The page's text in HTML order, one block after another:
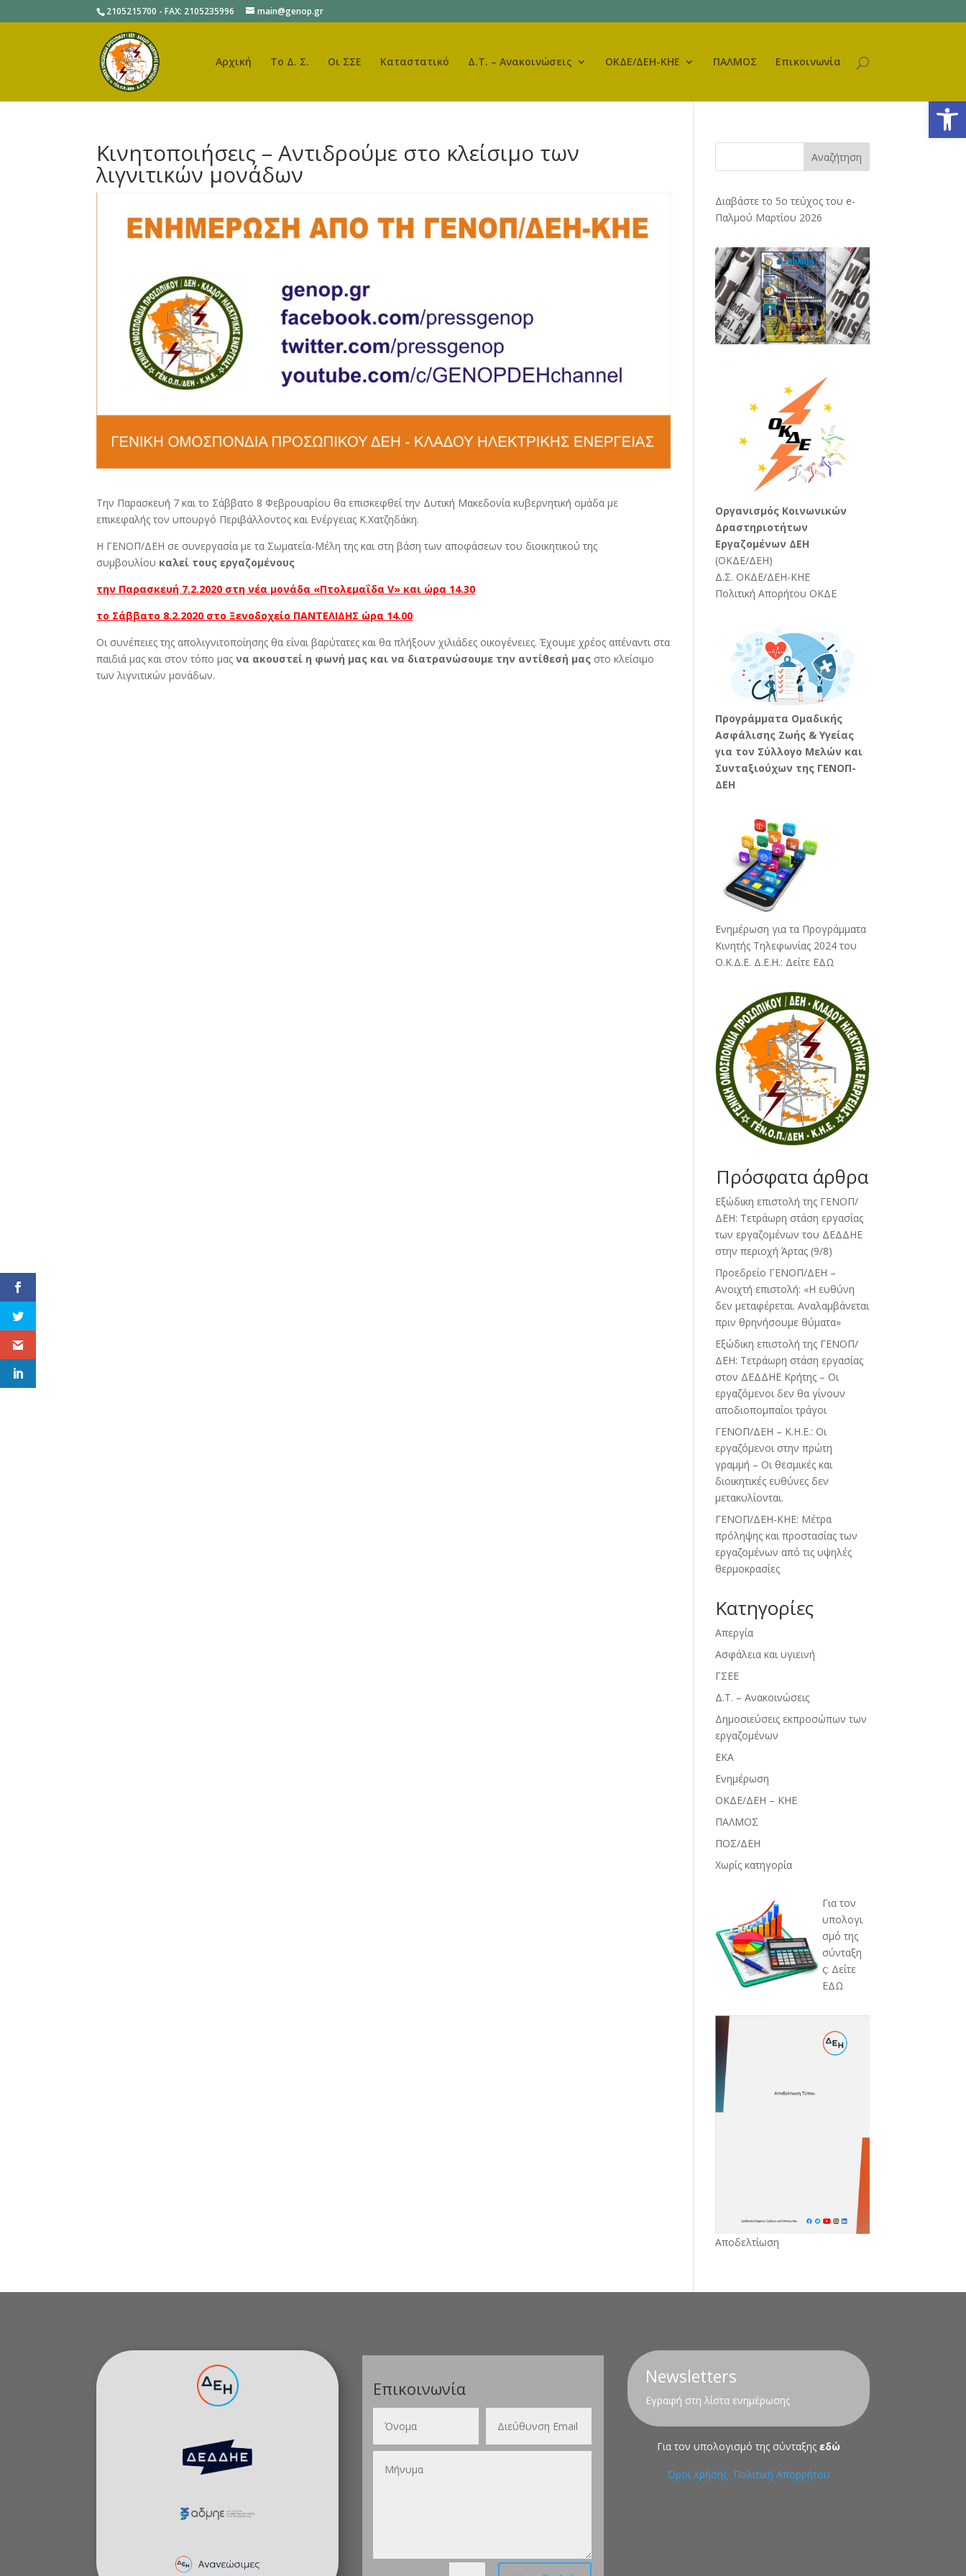
2105215700 - FAX: 2105235996 main@genop.gr
Αρχική Το Δ. Σ. Οι ΣΣΕ Καταστατικό Δ.Τ. – Ανακοινώσεις ΟΚΔΕ/ΔΕΗ-ΚΗΕ ΠΑΛΜΟΣ Επικοινωνία
Κινητοποιήσεις – Αντιδρούμε στο κλείσιμο των
λιγνιτικών μονάδων
Την Παρασκευή 7 και το Σάββατο 8 Φεβρουαρίου θα επισκεφθεί την Δυτική Μακεδονία κυβερνητική ομάδα με
επικεφαλής τον υπουργό Περιβάλλοντος και Ενέργειας Κ.Χατζηδάκη.
Η ΓΕΝΟΠ/ΔΕΗ σε συνεργασία με τα Σωματεία-Μέλη της και στη βάση των αποφάσεων του διοικητικού της
συμβουλίου καλεί τους εργαζομένους
την Παρασκευή 7.2.2020 στη νέα μονάδα «Πτολεμαΐδα V» και ώρα 14.30
το Σάββατο 8.2.2020 στο Ξενοδοχείο ΠΑΝΤΕΛΙΔΗΣ ώρα 14.00
Οι συνέπειες της απολιγνιτοποίησης θα είναι βαρύτατες και θα πλήξουν χιλιάδες οικογένειες. Έχουμε χρέος απέναντι στα
παιδιά μας και στον τόπο μαςνα ακουστεί η φωνή μας και να διατρανώσουμε την αντίθεσή μας στο κλείσιμο
των λιγνιτικών μονάδων.
Αναζήτηση
Διαβάστε το 5ο τεύχος του e-
Παλμού Μαρτίου 2026
Oργανισμός Κοινωνικών
Δραστηριοτήτων
Εργαζομένων ΔΕΗ
(ΟΚΔΕ/ΔΕΗ)
Δ.Σ. ΟΚΔΕ/ΔΕΗ-ΚΗΕ
Πολιτική Απορήτου ΟΚΔΕ
Προγράμματα Ομαδικής
Ασφάλισης Ζωής & Υγείας
για τον Σύλλογο Μελών και
Συνταξιούχων της ΓΕΝΟΠ-
ΔΕΗ
Ενημέρωση για τα Προγράμματα
Κινητής Τηλεφωνίας 2024 του
Ο.Κ.Δ.Ε. Δ.Ε.Η.: Δείτε ΕΔΩ
Πρόσφατα άρθρα
Εξώδικη επιστολή της ΓΕΝΟΠ/
ΔΕΗ: Τετράωρη στάση εργασίας
των εργαζομένων του ΔΕΔΔΗΕ
στην περιοχή Άρτας (9/8)
Προεδρείο ΓΕΝΟΠ/ΔΕΗ –
Ανοιχτή επιστολή: «Η ευθύνη
δεν μεταφέρεται. Αναλαμβάνεται
πριν θρηνήσουμε θύματα»
Εξώδικη επιστολή της ΓΕΝΟΠ/
ΔΕΗ: Τετράωρη στάση εργασίας
στον ΔΕΔΔΗΕ Κρήτης – Οι
εργαζόμενοι δεν θα γίνουν
αποδιοπομπαίοι τράγοι
ΓΕΝΟΠ/ΔΕΗ – Κ.Η.Ε.: Οι
εργαζόμενοι στην πρώτη
γραμμή – Οι θεσμικές και
διοικητικές ευθύνες δεν
μετακυλίονται.
ΓΕΝΟΠ/ΔΕΗ-ΚΗΕ: Μέτρα
πρόληψης και προστασίας των
εργαζομένων από τις υψηλές
θερμοκρασίες
Kατηγορίες
Απεργία
Ασφάλεια και υγιεινή
ΓΣΕΕ
Δ.Τ. – Ανακοινώσεις
Δημοσιεύσεις εκπροσώπων των
εργαζομένων
ΕΚΑ
Ενημέρωση
ΟΚΔΕ/ΔΕΗ – ΚΗΕ
ΠΑΛΜΟΣ
ΠΟΣ/ΔΕΗ
Χωρίς κατηγορία
Για τον
υπολογι
σμό της
σύνταξη
ς: Δείτε
ΕΔΩ
Αποδελτίωση
Επικοινωνία
Newsletters
Εγραφή στη λίστα ενημέρωσης
Για τον υπολογισμό της σύνταξης εδώ
Όροι Χρήσης Πολιτική Απορρήτου